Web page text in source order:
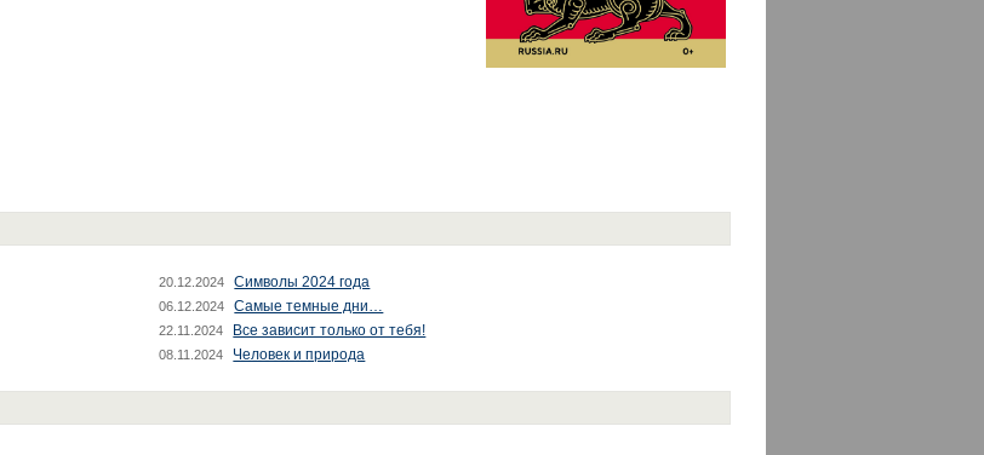
20.12.2024 Символы 2024 года
06.12.2024 Самые темные дни…
22.11.2024 Все зависит только от тебя!
08.11.2024 Человек и природа